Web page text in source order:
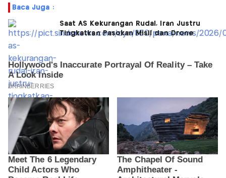
Baca Juga :
Saat AS Kekurangan Rudal, Iran Justru
Tingkatkan Pasokan Misil dan Drone